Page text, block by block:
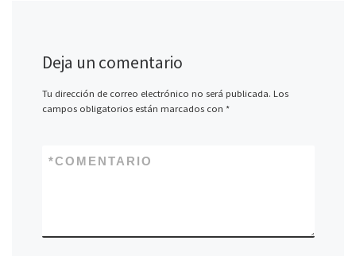
Deja un comentario
Tu dirección de correo electrónico no será publicada. Los
campos obligatorios están marcados con *
COMENTARIO
*